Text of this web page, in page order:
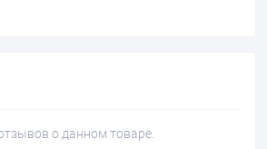
о данном товаре.